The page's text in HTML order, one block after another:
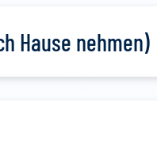
Hause nehmen)